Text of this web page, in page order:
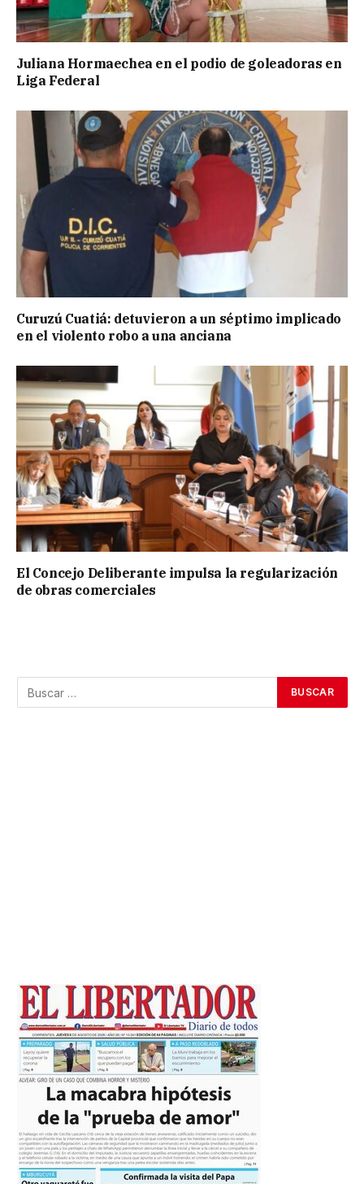
Juliana Hormaechea en el podio de goleadoras en
Liga Federal
Curuzú Cuatiá: detuvieron a un séptimo implicado
en el violento robo a una anciana
El Concejo Deliberante impulsa la regularización
de obras comerciales